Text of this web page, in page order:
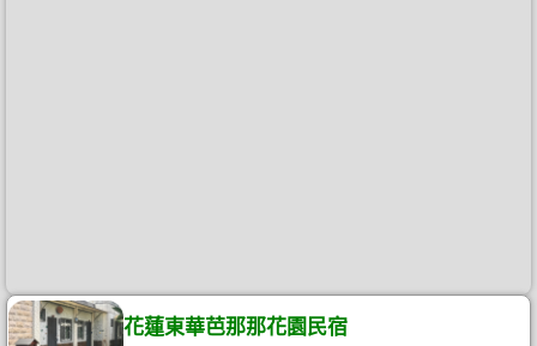
花蓮東華芭那那花園民宿